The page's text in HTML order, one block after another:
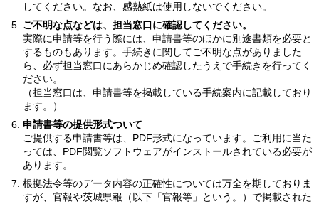
してください。なお、感熱紙は使用しないでください。
ご不明な点などは、担当窓口に確認してください。
実際に申請等を行う際には、申請書等のほかに別途書類を必要と
するものもあります。手続きに関してご不明な点がありました
ら、必ず担当窓口にあらかじめ確認したうえで手続きを行ってく
ださい。
（担当窓口は、申請書等を掲載している手続案内に記載しており
ます。）
申請書等の提供形式ついて
ご提供する申請書等は、PDF形式になっています。ご利用に当た
っては、PDF閲覧ソフトウェアがインストールされている必要が
あります。
根拠法令等のデータ内容の正確性については万全を期しておりま
すが、官報や茨城県報（以下「官報等」という。）で掲載された